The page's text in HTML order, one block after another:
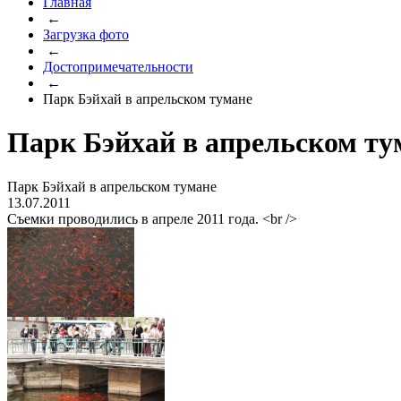
←
Загрузка фото
←
Достопримечательности
←
Парк Бэйхай в апрельском тумане
Парк Бэйхай в апрельском
Парк Бэйхай в апрельском тумане
13.07.2011
Съемки проводились в апреле 2011 года. <br />